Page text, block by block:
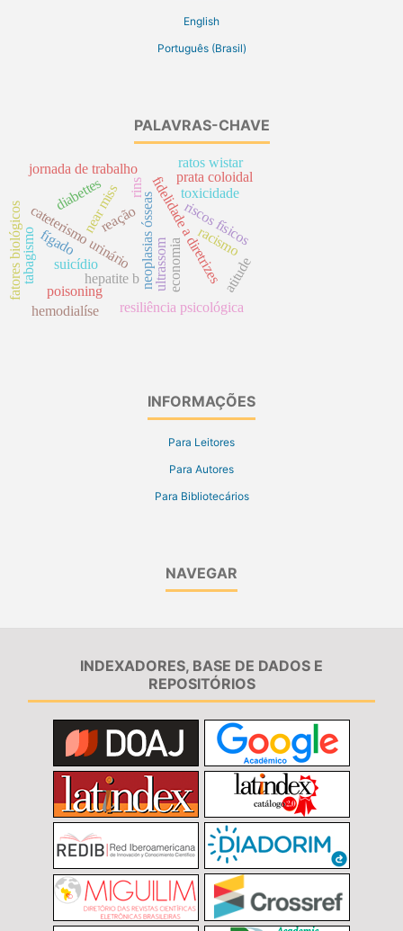
English
Português (Brasil)
PALAVRAS-CHAVE
hepatite bneoplasias ósseas
poisoning ultrassom
cateterismo urinário
near miss fidelidade a diretrizes
jornada de trabalho
resiliência psicológica
riscos físicos
fatores biológicos economia
suicídio
reação
prata coloidal
diabettes
hemodialíse
toxicidade
ratos wistar
fígado
rins
racismo
atitude
tabagismo
INFORMAÇÕES
Para Leitores
Para Autores
Para Bibliotecários
NAVEGAR
INDEXADORES, BASE DE DADOS E
REPOSITÓRIOS